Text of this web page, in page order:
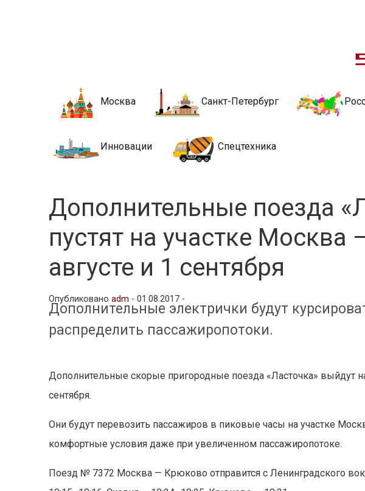
Новости
Москва Санкт-Петербург
Инновации Спецтехника
Дополнительные поезда
пустят на участке
августе и 1 сентября
Опубликованоadm -01.08.2017 -
Дополнительные электрички будут
распределить пассажиропотоки.
Дополнительные скорые пригородные поезда «Ласточка» выйдут
сентября.
Они будут перевозить пассажиров в пиковые часы на участке
комфортные условия даже при увеличенном пассажиропотоке.
Поезд № 7372 Москва — Крюково отправится с Ленинградского